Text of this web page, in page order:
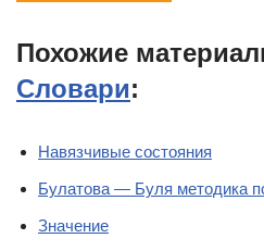
Похожие
Словари:
Навязчивые состояния
Булатова — Буля методика
Значение